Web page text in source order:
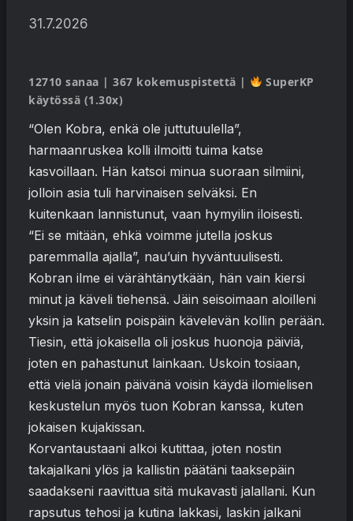
31.7.2026
12710 sanaa | 367 kokemuspistettä |
SuperKP
käytössä (1.30x)
“Olen Kobra, enkä ole juttutuulella”,
harmaanruskea kolli ilmoitti tuima katse
kasvoillaan. Hän katsoi minua suoraan silmiini,
jolloin asia tuli harvinaisen selväksi. En
kuitenkaan lannistunut, vaan hymyilin iloisesti.
“Ei se mitään, ehkä voimme jutella joskus
paremmalla ajalla”, nau’uin hyväntuulisesti.
Kobran ilme ei värähtänytkään, hän vain kiersi
minut ja käveli tiehensä. Jäin seisoimaan aloilleni
yksin ja katselin poispäin kävelevän kollin perään.
Tiesin, että jokaisella oli joskus huonoja päiviä,
joten en pahastunut lainkaan. Uskoin tosiaan,
että vielä jonain päivänä voisin käydä ilomielisen
keskustelun myös tuon Kobran kanssa, kuten
jokaisen kujakissan.
Korvantaustaani alkoi kutittaa, joten nostin
takajalkani ylös ja kallistin päätäni taaksepäin
saadakseni raavittua sitä mukavasti jalallani. Kun
rapsutus tehosi ja kutina lakkasi, laskin jalkani